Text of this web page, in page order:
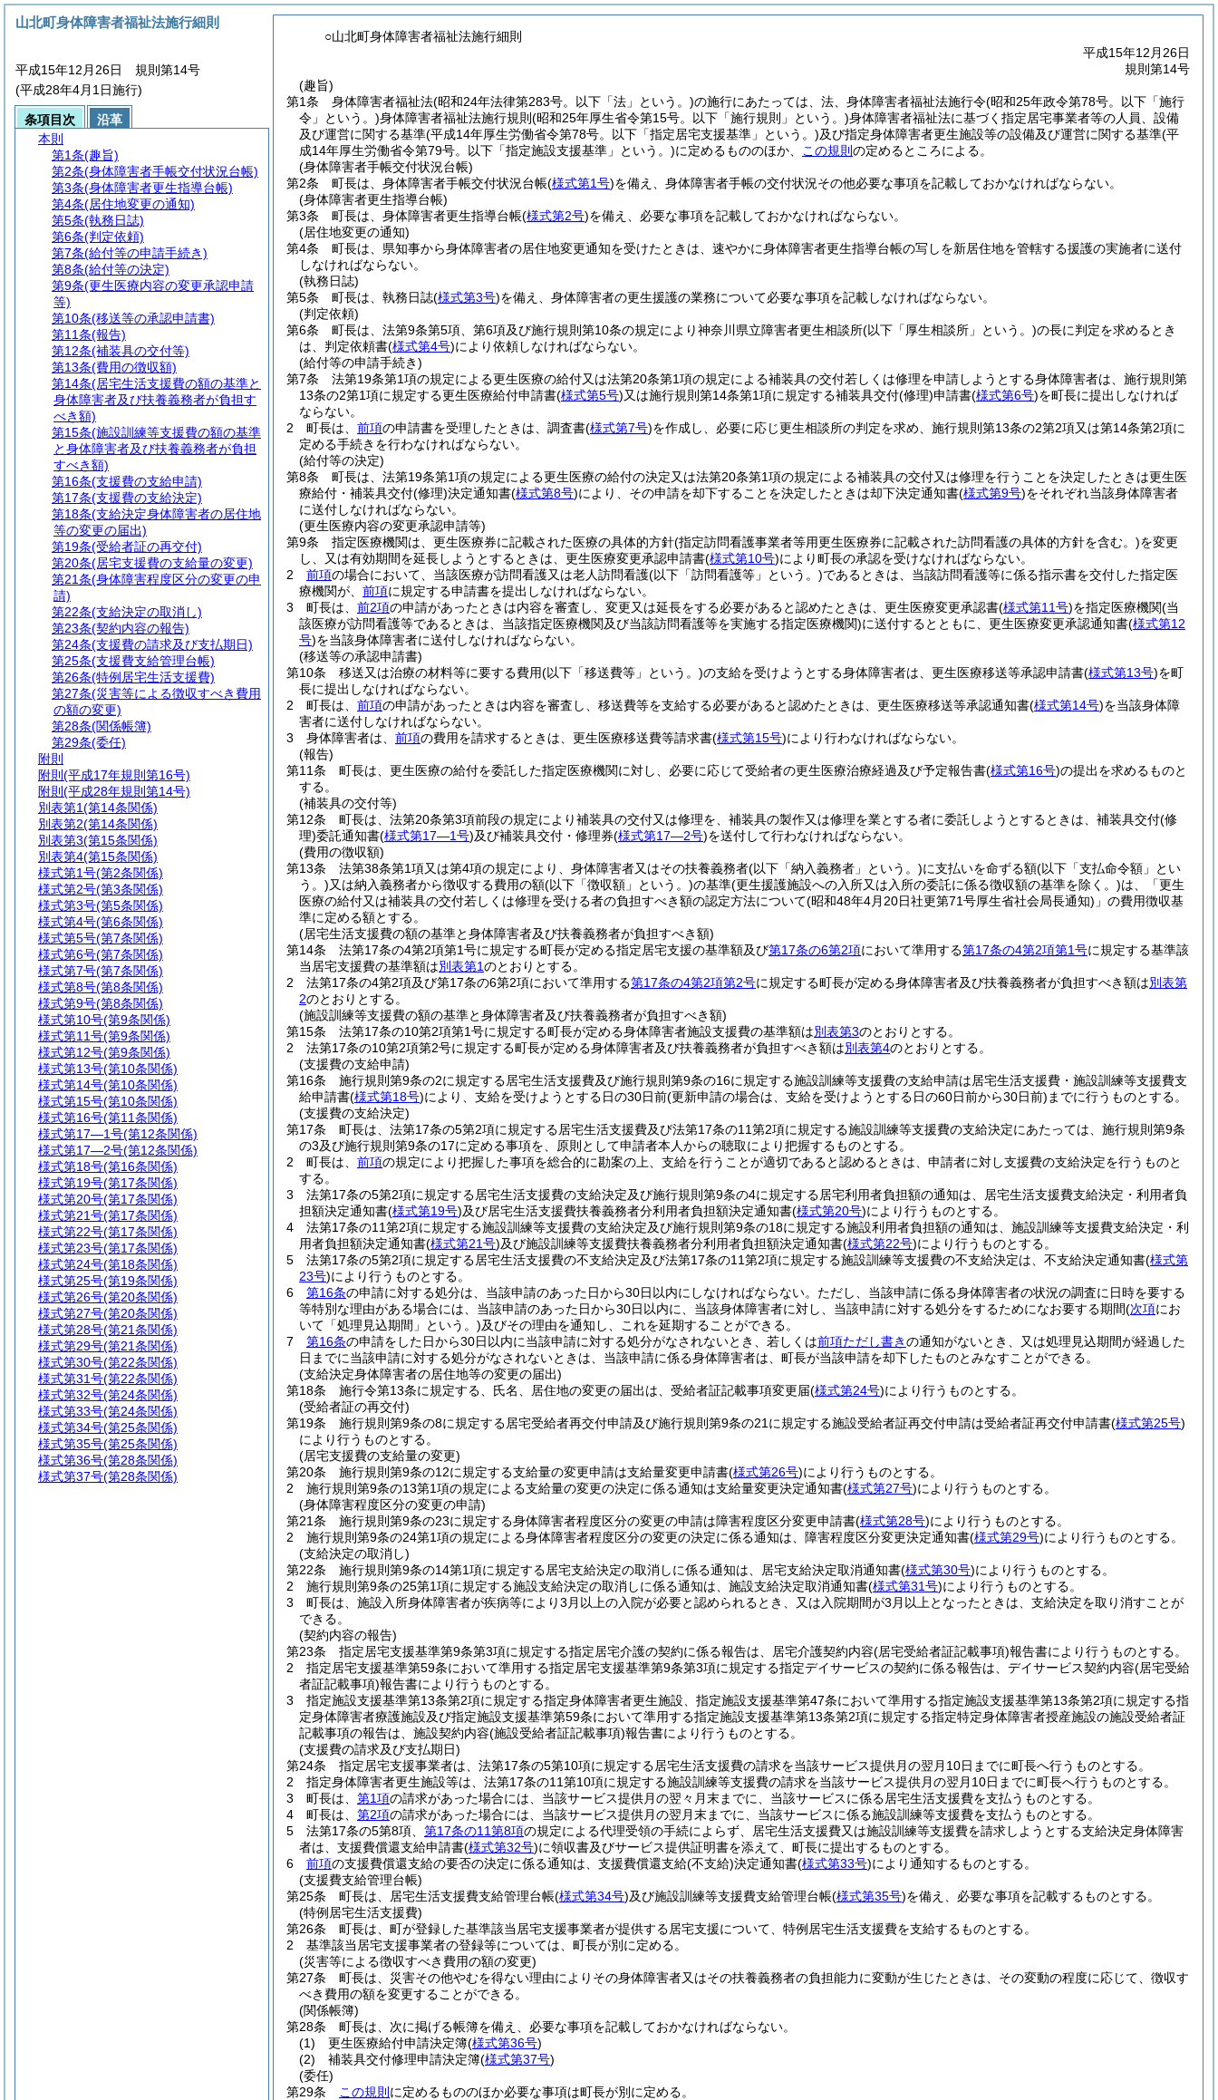
○山北町身体障害者福祉法施行細則
平成15年12月26日
規則第14号
(趣旨)
第1条
身体障害者福祉法(昭和24年法律第283号。以下「法」という。)の施行にあたっては、法、身体障害者福祉法施行令(昭和25年政令第78号。以下「施行
令」という。)身体障害者福祉法施行規則 (昭和25年厚生省令第15号。以下「施行規則」という。)身体障害者福祉法に基づく指定居宅事業者等の人員、設備
及び運営に関する基準(平成14年厚生労働省令第78号。以下「指定居宅支援基準」という。)及び指定身体障害者更生施設等の設備及び運営に関する基準(平
成14年厚生労働省令第79号。以下「指定施設支援基準」という。)に定めるもののほか、 この規則 の定めるところによる。
(身体障害者手帳交付状況台帳)
第2条
町長は、身体障害者手帳交付状況台帳(様式第1号)を備え、身体障害者手帳の交付状況その他必要な事項を記載しておかなければならない。
(身体障害者更生指導台帳)
第3条
町長は、身体障害者更生指導台帳(様式第2号)を備え、必要な事項を記載しておかなければならない。
(居住地変更の通知)
第4条
町長は、県知事から身体障害者の居住地変更通知を受けたときは、速やかに身体障害者更生指導台帳の写しを新居住地を管轄する援護の実施者に送付
しなければならない。
(執務日誌)
第5条
町長は、執務日誌(様式第3号)を備え、身体障害者の更生援護の業務について必要な事項を記載しなければならない。
(判定依頼)
第6条
町長は、法第9条第5項、第6項及び施行規則第10条の規定により神奈川県立障害者更生相談所(以下「厚生相談所」という。)の長に判定を求めるとき
は、判定依頼書(様式第4号)により依頼しなければならない。
(給付等の申請手続き)
第7条
法第19条第1項の規定による更生医療の給付又は法第20条第1項の規定による補装具の交付若しくは修理を申請しようとする身体障害者は、施行規則第
13条の2第1項に規定する更生医療給付申請書(様式第5号)又は施行規則第14条第1項に規定する補装具交付(修理)申請書(様式第6号)を町長に提出しなければ
ならない。
2
町長は、 前項の申請書を受理したときは、調査書(様式第7号)を作成し、必要に応じ更生相談所の判定を求め、施行規則第13条の2第2項又は第14条第2項に
定める手続きを行わなければならない。
(給付等の決定)
第8条
町長は、法第19条第1項の規定による更生医療の給付の決定又は法第20条第1項の規定による補装具の交付又は修理を行うことを決定したときは更生医
療給付・補装具交付(修理)決定通知書(様式第8号)により、その申請を却下することを決定したときは却下決定通知書(様式第9号)をそれぞれ当該身体障害者
に送付しなければならない。
(更生医療内容の変更承認申請等)
第9条
指定医療機関は、更生医療券に記載された医療の具体的方針(指定訪問看護事業者等用更生医療券に記載された訪問看護の具体的方針を含む。)を変更
し、又は有効期間を延長しようとするときは、更生医療変更承認申請書(様式第10号)により町長の承認を受けなければならない。
2
前項の場合において、当該医療が訪問看護又は老人訪問看護(以下「訪問看護等」という。)であるときは、当該訪問看護等に係る指示書を交付した指定医
療機関が、 前項に規定する申請書を提出しなければならない。
3
町長は、 前2項の申請があったときは内容を審査し、変更又は延長をする必要があると認めたときは、更生医療変更承認書(様式第11号)を指定医療機関(当
該医療が訪問看護等であるときは、当該指定医療機関及び当該訪問看護等を実施する指定医療機関)に送付するとともに、更生医療変更承認通知書(様式第12
号)を当該身体障害者に送付しなければならない。
(移送等の承認申請書)
第10条
移送又は治療の材料等に要する費用(以下「移送費等」という。)の支給を受けようとする身体障害者は、更生医療移送等承認申請書(様式第13号)を町
長に提出しなければならない。
2
町長は、 前項の申請があったときは内容を審査し、移送費等を支給する必要があると認めたときは、更生医療移送等承認通知書(様式第14号)を当該身体障
害者に送付しなければならない。
3
身体障害者は、 前項の費用を請求するときは、更生医療移送費等請求書(様式第15号)により行わなければならない。
(報告)
第11条
町長は、更生医療の給付を委託した指定医療機関に対し、必要に応じて受給者の更生医療治療経過及び予定報告書(様式第16号)の提出を求めるものと
する。
(補装具の交付等)
第12条
町長は、法第20条第3項前段の規定により補装具の交付又は修理を、補装具の製作又は修理を業とする者に委託しようとするときは、補装具交付(修
理)委託通知書(様式第17―1号)及び補装具交付・修理券(様式第17―2号)を送付して行わなければならない。
(費用の徴収額)
第13条
法第38条第1項又は第4項の規定により、身体障害者又はその扶養義務者(以下「納入義務者」という。)に支払いを命ずる額(以下「支払命令額」とい
う。)又は納入義務者から徴収する費用の額(以下「徴収額」という。)の基準(更生援護施設への入所又は入所の委託に係る徴収額の基準を除く。)は、「更生
医療の給付又は補装具の交付若しくは修理を受ける者の負担すべき額の認定方法について(昭和48年4月20日社更第71号厚生省社会局長通知) 」の費用徴収基
準に定める額とする。
(居宅生活支援費の額の基準と身体障害者及び扶養義務者が負担すべき額)
第14条
法第17条の4第2項第1号に規定する町長が定める指定居宅支援の基準額及び第17条の6第2項において準用する第17条の4第2項第1号に規定する基準該
当居宅支援費の基準額は別表第1のとおりとする。
2
法第17条の4第2項及び第17条の6第2項において準用する第17条の4第2項第2号に規定する町長が定める身体障害者及び扶養義務者が負担すべき額は別表第
2のとおりとする。
(施設訓練等支援費の額の基準と身体障害者及び扶養義務者が負担すべき額)
第15条
法第17条の10第2項第1号に規定する町長が定める身体障害者施設支援費の基準額は別表第3のとおりとする。
2
法第17条の10第2項第2号に規定する町長が定める身体障害者及び扶養義務者が負担すべき額は別表第4のとおりとする。
(支援費の支給申請)
第16条
施行規則第9条の2に規定する居宅生活支援費及び施行規則第9条の16に規定する施設訓練等支援費の支給申請は居宅生活支援費・施設訓練等支援費支
給申請書(様式第18号)により、支給を受けようとする日の30日前(更新申請の場合は、支給を受けようとする日の60日前から30日前) までに行うものとする。
(支援費の支給決定)
第17条
町長は、法第17条の5第2項に規定する居宅生活支援費及び法第17条の11第2項に規定する施設訓練等支援費の支給決定にあたっては、施行規則第9条
の3及び施行規則第9条の17に定める事項を、原則として申請者本人からの聴取により把握するものとする。
2
町長は、 前項の規定により把握した事項を総合的に勘案の上、支給を行うことが適切であると認めるときは、申請者に対し支援費の支給決定を行うものと
する。
3
法第17条の5第2項に規定する居宅生活支援費の支給決定及び施行規則第9条の4に規定する居宅利用者負担額の通知は、居宅生活支援費支給決定・利用者負
担額決定通知書(様式第19号)及び居宅生活支援費扶養義務者分利用者負担額決定通知書(様式第20号)により行うものとする。
4
法第17条の11第2項に規定する施設訓練等支援費の支給決定及び施行規則第9条の18に規定する施設利用者負担額の通知は、施設訓練等支援費支給決定・利
用者負担額決定通知書(様式第21号)及び施設訓練等支援費扶養義務者分利用者負担額決定通知書(様式第22号)により行うものとする。
5
法第17条の5第2項に規定する居宅生活支援費の不支給決定及び法第17条の11第2項に規定する施設訓練等支援費の不支給決定は、不支給決定通知書(様式第
23号)により行うものとする。
6
第16条の申請に対する処分は、当該申請のあった日から30日以内にしなければならない。 ただし、当該申請に係る身体障害者の状況の調査に日時を要する
等特別な理由がある場合には、当該申請のあった日から30日以内に、当該身体障害者に対し、当該申請に対する処分をするためになお要する期間(次項にお
いて「処理見込期間」という。)及びその理由を通知し、これを延期することができる。
7
第16条の申請をした日から30日以内に当該申請に対する処分がなされないとき、若しくは前項ただし書きの通知がないとき、又は処理見込期間が経過した
日までに当該申請に対する処分がなされないときは、当該申請に係る身体障害者は、町長が当該申請を却下したものとみなすことができる。
(支給決定身体障害者の居住地等の変更の届出)
第18条
施行令第13条に規定する、氏名、居住地の変更の届出は、受給者証記載事項変更届(様式第24号)により行うものとする。
(受給者証の再交付)
第19条
施行規則第9条の8に規定する居宅受給者再交付申請及び施行規則第9条の21に規定する施設受給者証再交付申請は受給者証再交付申請書(様式第25号)
により行うものとする。
(居宅支援費の支給量の変更)
第20条
施行規則第9条の12に規定する支給量の変更申請は支給量変更申請書(様式第26号)により行うものとする。
2
施行規則第9条の13第1項の規定による支給量の変更の決定に係る通知は支給量変更決定通知書(様式第27号)により行うものとする。
(身体障害程度区分の変更の申請)
第21条
施行規則第9条の23に規定する身体障害者程度区分の変更の申請は障害程度区分変更申請書(様式第28号)により行うものとする。
2
施行規則第9条の24第1項の規定による身体障害者程度区分の変更の決定に係る通知は、障害程度区分変更決定通知書(様式第29号)により行うものとする。
(支給決定の取消し)
第22条
施行規則第9条の14第1項に規定する居宅支給決定の取消しに係る通知は、居宅支給決定取消通知書(様式第30号)により行うものとする。
2
施行規則第9条の25第1項に規定する施設支給決定の取消しに係る通知は、施設支給決定取消通知書(様式第31号)により行うものとする。
3
町長は、施設入所身体障害者が疾病等により3月以上の入院が必要と認められるとき、又は入院期間が3月以上となったときは、支給決定を取り消すことが
できる。
(契約内容の報告)
第23条
指定居宅支援基準第9条第3項に規定する指定居宅介護の契約に係る報告は、居宅介護契約内容(居宅受給者証記載事項)報告書により行うものとする。
2
指定居宅支援基準第59条において準用する指定居宅支援基準第9条第3項に規定する指定デイサービスの契約に係る報告は、デイサービス契約内容(居宅受給
者証記載事項)報告書により行うものとする。
3
指定施設支援基準第13条第2項に規定する指定身体障害者更生施設、指定施設支援基準第47条において準用する指定施設支援基準第13条第2項に規定する指
定身体障害者療護施設及び指定施設支援基準第59条において準用する指定施設支援基準第13条第2項に規定する指定特定身体障害者授産施設の施設受給者証
記載事項の報告は、施設契約内容(施設受給者証記載事項)報告書により行うものとする。
(支援費の請求及び支払期日)
第24条
指定居宅支援事業者は、法第17条の5第10項に規定する居宅生活支援費の請求を当該サービス提供月の翌月10日までに町長へ行うものとする。
2
指定身体障害者更生施設等は、法第17条の11第10項に規定する施設訓練等支援費の請求を当該サービス提供月の翌月10日までに町長へ行うものとする。
3
町長は、 第1項の請求があった場合には、当該サービス提供月の翌々月末までに、当該サービスに係る居宅生活支援費を支払うものとする。
4
町長は、 第2項の請求があった場合には、当該サービス提供月の翌月末までに、当該サービスに係る施設訓練等支援費を支払うものとする。
5
法第17条の5第8項、 第17条の11第8項の規定による代理受領の手続によらず、居宅生活支援費又は施設訓練等支援費を請求しようとする支給決定身体障害
者は、支援費償還支給申請書(様式第32号)に領収書及びサービス提供証明書を添えて、町長に提出するものとする。
6
前項の支援費償還支給の要否の決定に係る通知は、支援費償還支給(不支給)決定通知書(様式第33号)により通知するものとする。
(支援費支給管理台帳)
第25条
町長は、居宅生活支援費支給管理台帳(様式第34号)及び施設訓練等支援費支給管理台帳(様式第35号)を備え、必要な事項を記載するものとする。
(特例居宅生活支援費)
第26条
町長は、町が登録した基準該当居宅支援事業者が提供する居宅支援について、特例居宅生活支援費を支給するものとする。
2
基準該当居宅支援事業者の登録等については、町長が別に定める。
(災害等による徴収すべき費用の額の変更)
第27条
町長は、災害その他やむを得ない理由によりその身体障害者又はその扶養義務者の負担能力に変動が生じたときは、その変動の程度に応じて、徴収す
べき費用の額を変更することができる。
(関係帳簿)
第28条
町長は、次に掲げる帳簿を備え、必要な事項を記載しておかなければならない。
(1)
更生医療給付申請決定簿(様式第36号)
(2)
補装具交付修理申請決定簿(様式第37号)
(委任)
第29条
この規則 に定めるもののほか必要な事項は町長が別に定める。
山北町身体障害者福祉法施行細則
平成15年12月26日 規則第14号
(平成28年4月1日施行)
条項目次
沿革
本則
第1条(趣旨)
第2条(身体障害者手帳交付状況台帳)
第3条(身体障害者更生指導台帳)
第4条(居住地変更の通知)
第5条(執務日誌)
第6条(判定依頼)
第7条(給付等の申請手続き)
第8条(給付等の決定)
第9条(更生医療内容の変更承認申請
等)
第10条(移送等の承認申請書)
第11条(報告)
第12条(補装具の交付等)
第13条(費用の徴収額)
第14条(居宅生活支援費の額の基準と
身体障害者及び扶養義務者が負担す
べき額)
第15条(施設訓練等支援費の額の基準
と身体障害者及び扶養義務者が負担
すべき額)
第16条(支援費の支給申請)
第17条(支援費の支給決定)
第18条(支給決定身体障害者の居住地
等の変更の届出)
第19条(受給者証の再交付)
第20条(居宅支援費の支給量の変更)
第21条(身体障害程度区分の変更の申
請)
第22条(支給決定の取消し)
第23条(契約内容の報告)
第24条(支援費の請求及び支払期日)
第25条(支援費支給管理台帳)
第26条(特例居宅生活支援費)
第27条(災害等による徴収すべき費用
の額の変更)
第28条(関係帳簿)
第29条(委任)
附則
附則 (平成17年規則第16号)
附則 (平成28年規則第14号)
別表第1(第14条関係)
別表第2(第14条関係)
別表第3(第15条関係)
別表第4(第15条関係)
様式第1号(第2条関係)
様式第2号(第3条関係)
様式第3号(第5条関係)
様式第4号(第6条関係)
様式第5号(第7条関係)
様式第6号(第7条関係)
様式第7号(第7条関係)
様式第8号(第8条関係)
様式第9号(第8条関係)
様式第10号(第9条関係)
様式第11号(第9条関係)
様式第12号(第9条関係)
様式第13号(第10条関係)
様式第14号(第10条関係)
様式第15号(第10条関係)
様式第16号(第11条関係)
様式第17―1号(第12条関係)
様式第17―2号(第12条関係)
様式第18号(第16条関係)
様式第19号(第17条関係)
様式第20号(第17条関係)
様式第21号(第17条関係)
様式第22号(第17条関係)
様式第23号(第17条関係)
様式第24号(第18条関係)
様式第25号(第19条関係)
様式第26号(第20条関係)
様式第27号(第20条関係)
様式第28号(第21条関係)
様式第29号(第21条関係)
様式第30号(第22条関係)
様式第31号(第22条関係)
様式第32号(第24条関係)
様式第33号(第24条関係)
様式第34号(第25条関係)
様式第35号(第25条関係)
様式第36号(第28条関係)
様式第37号(第28条関係)